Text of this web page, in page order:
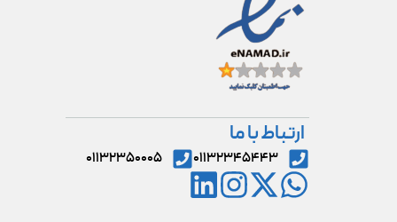
ارتباط با ما
۰۱۱۳۲۳۴۵۴۴۳ ۰۱۱۳۲۳۵۰۰۰۵